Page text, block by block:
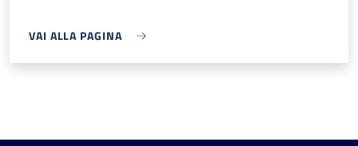
VAI ALLA PAGINA